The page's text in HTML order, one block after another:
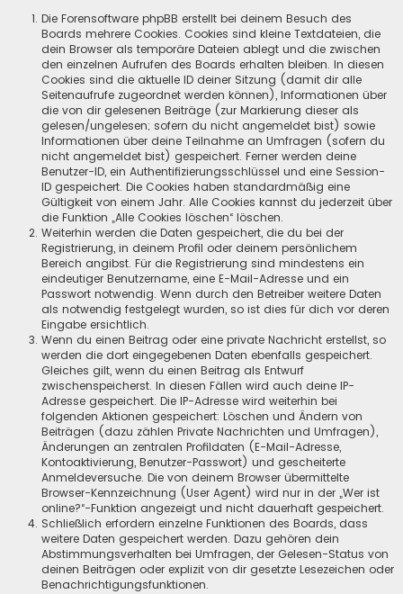
Die Forensoftware phpBB erstellt bei deinem Besuch des
Boards mehrere Cookies. Cookies sind kleine Textdateien, die
dein Browser als temporäre Dateien ablegt und die zwischen
den einzelnen Aufrufen des Boards erhalten bleiben. In diesen
Cookies sind die aktuelle ID deiner Sitzung (damit dir alle
Seitenaufrufe zugeordnet werden können), Informationen über
die von dir gelesenen Beiträge (zur Markierung dieser als
gelesen/ungelesen; sofern du nicht angemeldet bist) sowie
Informationen über deine Teilnahme an Umfragen (sofern du
nicht angemeldet bist) gespeichert. Ferner werden deine
Benutzer-ID, ein Authentifizierungsschlüssel und eine Session-
ID gespeichert. Die Cookies haben standardmäßig eine
Gültigkeit von einem Jahr. Alle Cookies kannst du jederzeit über
die Funktion „Alle Cookies löschen“ löschen.
Weiterhin werden die Daten gespeichert, die du bei der
Registrierung, in deinem Profil oder deinem persönlichem
Bereich angibst. Für die Registrierung sind mindestens ein
eindeutiger Benutzername, eine E-Mail-Adresse und ein
Passwort notwendig. Wenn durch den Betreiber weitere Daten
als notwendig festgelegt wurden, so ist dies für dich vor deren
Eingabe ersichtlich.
Wenn du einen Beitrag oder eine private Nachricht erstellst, so
werden die dort eingegebenen Daten ebenfalls gespeichert.
Gleiches gilt, wenn du einen Beitrag als Entwurf
zwischenspeicherst. In diesen Fällen wird auch deine IP-
Adresse gespeichert. Die IP-Adresse wird weiterhin bei
folgenden Aktionen gespeichert: Löschen und Ändern von
Beiträgen (dazu zählen Private Nachrichten und Umfragen),
Änderungen an zentralen Profildaten (E-Mail-Adresse,
Kontoaktivierung, Benutzer-Passwort) und gescheiterte
Anmeldeversuche. Die von deinem Browser übermittelte
Browser-Kennzeichnung (User Agent) wird nur in der „Wer ist
online?“-Funktion angezeigt und nicht dauerhaft gespeichert.
Schließlich erfordern einzelne Funktionen des Boards, dass
weitere Daten gespeichert werden. Dazu gehören dein
Abstimmungsverhalten bei Umfragen, der Gelesen-Status von
deinen Beiträgen oder explizit von dir gesetzte Lesezeichen oder
Benachrichtigungsfunktionen.